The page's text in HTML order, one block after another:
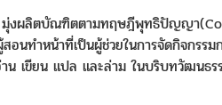
ผลิตบัณฑิตตามทฤษฎีพุทธิปัญญา
สอนทำหน้าที่เป็นผู้ช่วยในการจัดกิจกร
เขียน แปล และล่าม ในบริบทวัฒนธร